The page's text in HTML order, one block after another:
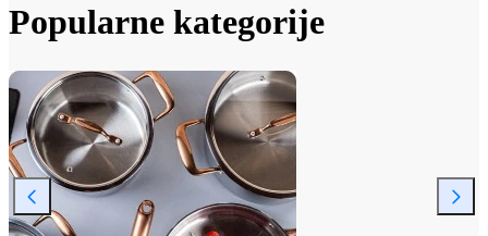
Popularne kategorije